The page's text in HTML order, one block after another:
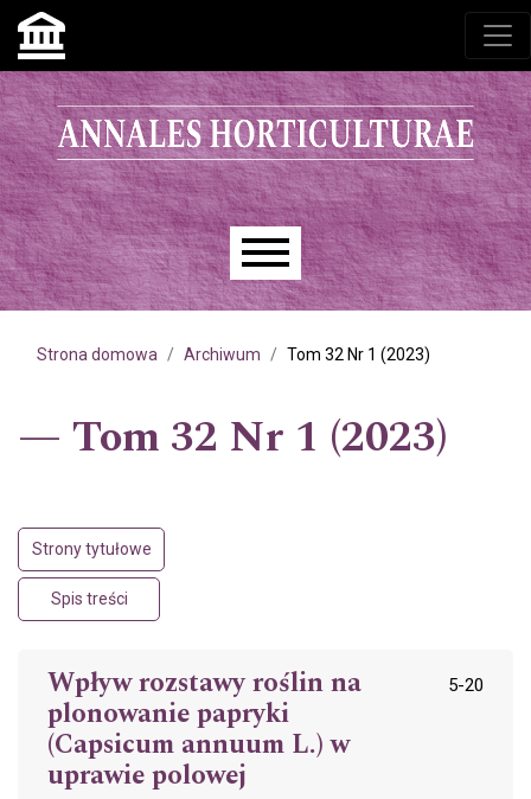
Przejdź do głównego menu
Przejdź do sekcji głównej
Przejdź do stopki
Main menu
Strona domowa Archiwum Tom 32 Nr 1 (2023)
Tom 32 Nr 1 (2023)
Strony tytułowe
Spis treści
Wpływ rozstawy roślin na
plonowanie papryki
(Capsicum annuum L.) w
uprawie polowej
5-20